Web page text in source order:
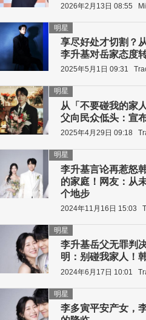
2026年2月13日 08:55
享尽好处才切割？
李升基对岳家态度
明星
2025年5月1日 09:31
从「不要碰我的家
父向民众低头：宣
明星
2025年4月29日 09:18
李升基言论再惹怒
的家庭！网友：从
个地步
明星
2024年11月16日 15:03
李升基岳父无罪判
明：别碰我家人！
明星
2024年6月17日 10:01
李多寅平安产女，
明星